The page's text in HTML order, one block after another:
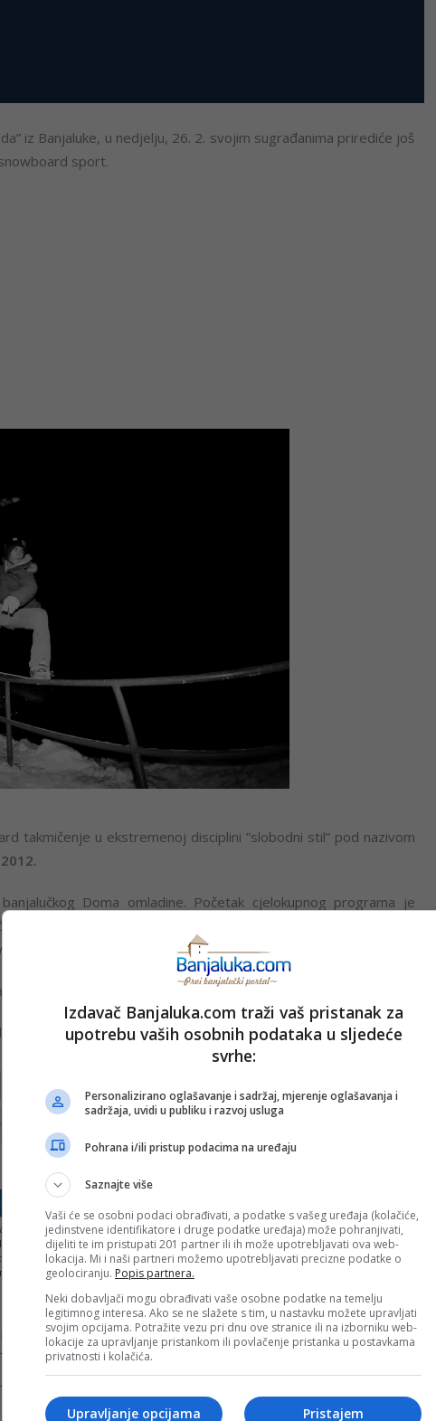
iz Banjaluke, u nedjelju, 26. 2. svojim sugrađanima prirediće još
sport.
takmičenje u ekstremenoj disciplini ”slobodni stil” pod nazivom
2012.
Doma omladine. Početak cjelokupnog programa je
u 20:00 časova, dok će cijela manifestacija trajati do 23:00
iz Banjaluke i Sarajeva.
DJ Woodie sa zvukovima Hip Hopa.
avanturi!
Kopirati
a ne nužno i stavove internet portala Banjaluka.com. Molimo korisnike da se suzdrže od vrijeđanja,
pravo da obriše komentar bez najave i objašnjenja. Zbog velikog broja komentara Banjaluka.com
takođe prihvatate mogućnost da među komentarima mogu biti pronađeni sadržaji koji mogu biti
i uvjerenjima.
Sva polja su obavezna!
Izdavač Banjaluka.com traži vaš pristanak za
upotrebu vaših osobnih podataka u sljedeće
svrhe:
Personalizirano oglašavanje i sadržaj, mjerenje oglašavanja i
sadržaja, uvidi u publiku i razvoj usluga
Pohrana i/ili pristup podacima na uređaju
Saznajte više
Vaši će se osobni podaci obrađivati, a podatke s vašeg uređaja (kolačiće,
jedinstvene identifikatore i druge podatke uređaja) može pohranjivati,
dijeliti te im pristupati 201 partner ili ih može upotrebljavati ova web-
lokacija. Mi i naši partneri možemo upotrebljavati precizne podatke o
geolociranju. Popis partnera.
Neki dobavljači mogu obrađivati vaše osobne podatke na temelju
legitimnog interesa. Ako se ne slažete s tim, u nastavku možete upravljati
svojim opcijama. Potražite vezu pri dnu ove stranice ili na izborniku web-
lokacije za upravljanje pristankom ili povlačenje pristanka u postavkama
privatnosti i kolačića.
Pristajem
Upravljanje opcijama